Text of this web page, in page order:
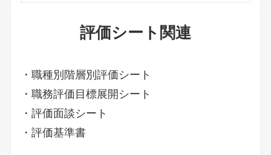
評価シート関連
・職種別階層別評価シート
・職務評価目標展開シート
・評価面談シート
・評価基準書